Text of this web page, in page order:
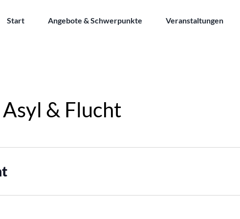
Start Angebote & Schwerpunkte Veranstaltungen
& Flucht